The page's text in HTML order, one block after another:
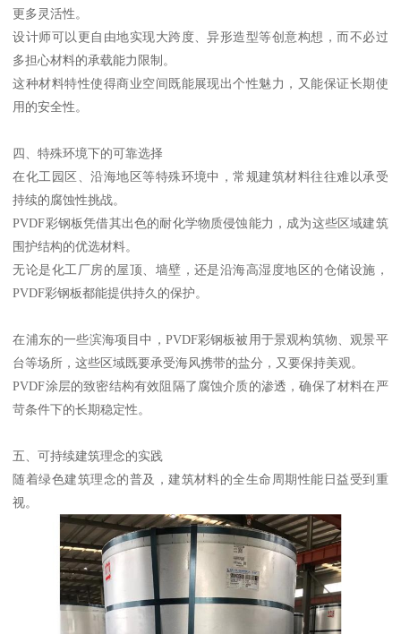
更多灵活性。
设计师可以更自由地实现大跨度、异形造型等创意构想，而不必过
多担心材料的承载能力限制。
这种材料特性使得商业空间既能展现出个性魅力，又能保证长期使
用的安全性。
四、特殊环境下的可靠选择
在化工园区、沿海地区等特殊环境中，常规建筑材料往往难以承受
持续的腐蚀性挑战。
PVDF彩钢板凭借其出色的耐化学物质侵蚀能力，成为这些区域建筑
围护结构的优选材料。
无论是化工厂房的屋顶、墙壁，还是沿海高湿度地区的仓储设施，
PVDF彩钢板都能提供持久的保护。
在浦东的一些滨海项目中，PVDF彩钢板被用于景观构筑物、观景平
台等场所，这些区域既要承受海风携带的盐分，又要保持美观。
PVDF涂层的致密结构有效阻隔了腐蚀介质的渗透，确保了材料在严
苛条件下的长期稳定性。
五、可持续建筑理念的实践
随着绿色建筑理念的普及，建筑材料的全生命周期性能日益受到重
视。